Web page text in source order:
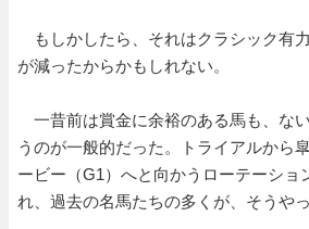
もしかしたら、それはクラシック有
が減ったからかもしれない。
一昔前は賞金に余裕のある馬も、な
うのが一般的だった。トライアルから
ービー（G1）へと向かうローテーショ
れ、過去の名馬たちの多くが、そうや